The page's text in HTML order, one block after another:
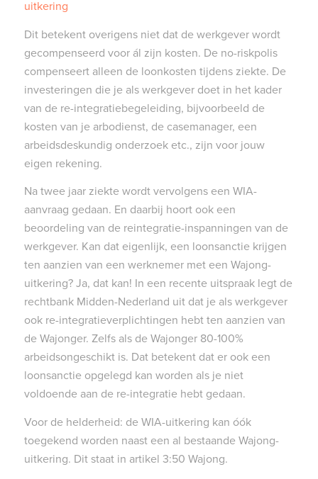
uitkering
Dit betekent overigens niet dat de werkgever wordt
gecompenseerd voor ál zijn kosten. De no-riskpolis
compenseert alleen de loonkosten tijdens ziekte. De
investeringen die je als werkgever doet in het kader
van de re-integratiebegeleiding, bijvoorbeeld de
kosten van je arbodienst, de casemanager, een
arbeidsdeskundig onderzoek etc., zijn voor jouw
eigen rekening.
Na twee jaar ziekte wordt vervolgens een WIA-
aanvraag gedaan. En daarbij hoort ook een
beoordeling van de reintegratie-inspanningen van de
werkgever. Kan dat eigenlijk, een loonsanctie krijgen
ten aanzien van een werknemer met een Wajong-
uitkering? Ja, dat kan! In een recente uitspraak legt de
rechtbank Midden-Nederland uit dat je als werkgever
ook re-integratieverplichtingen hebt ten aanzien van
de Wajonger. Zelfs als de Wajonger 80-100%
arbeidsongeschikt is. Dat betekent dat er ook een
loonsanctie opgelegd kan worden als je niet
voldoende aan de re-integratie hebt gedaan.
Voor de helderheid: de WIA-uitkering kan óók
toegekend worden naast een al bestaande Wajong-
uitkering. Dit staat in artikel 3:50 Wajong.